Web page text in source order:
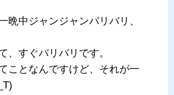
晩中ジャンジャンバリバリ、
、すぐバリバリです。
ことなんですけど、それが一